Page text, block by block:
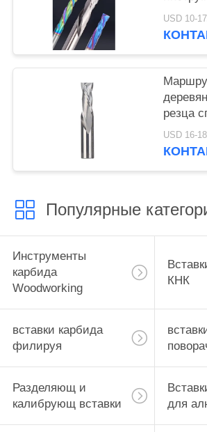
резца
карбид
Популярные
Инструменты
карбида
Woodworking
КНК
вставки карбида
филируя
Разделяющ и
калибрующ вставки
для